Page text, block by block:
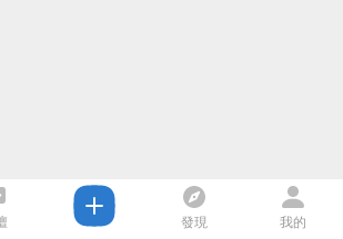
發現 我的